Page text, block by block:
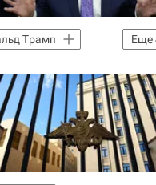
Еще
Трамп
США